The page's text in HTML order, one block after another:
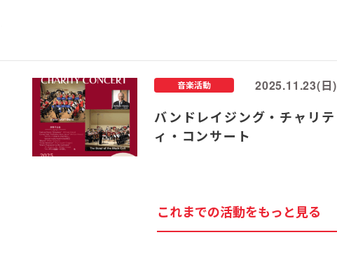
バンドレイジング・チャリテ
ィ・コンサート
音楽活動 2025.11.23(日)
これまでの活動をもっと見る